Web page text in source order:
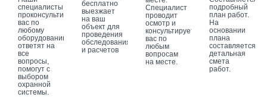
специалисты
проконсультируют
вас по
любому
оборудованию,
ответят на
все
вопросы,
помогут с
выбором
охранной
системы.
бесплатно
выезжает
на ваш
объект для
проведения
обследования
и расчетов
Специалист
проводит
осмотр и
консультирует
вас по
любым
вопросам
на месте.
подробный
план работ.
На
основании
плана
составляется
детальная
смета
работ.